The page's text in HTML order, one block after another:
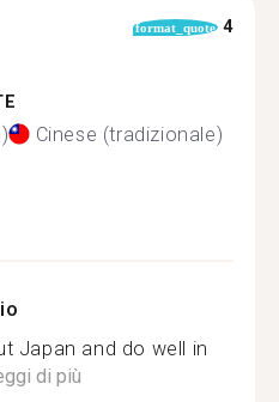
format_quote 4
Cinese (tradizionale)
Japan and do well in
di più